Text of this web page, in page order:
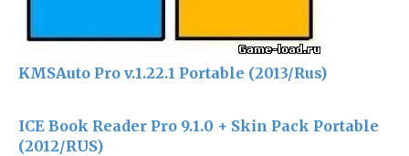
KMSAuto Pro v.1.22.1 Portable (2013/Rus)
ICE Book Reader Pro 9.1.0 + Skin Pack Portable
(2012/RUS)